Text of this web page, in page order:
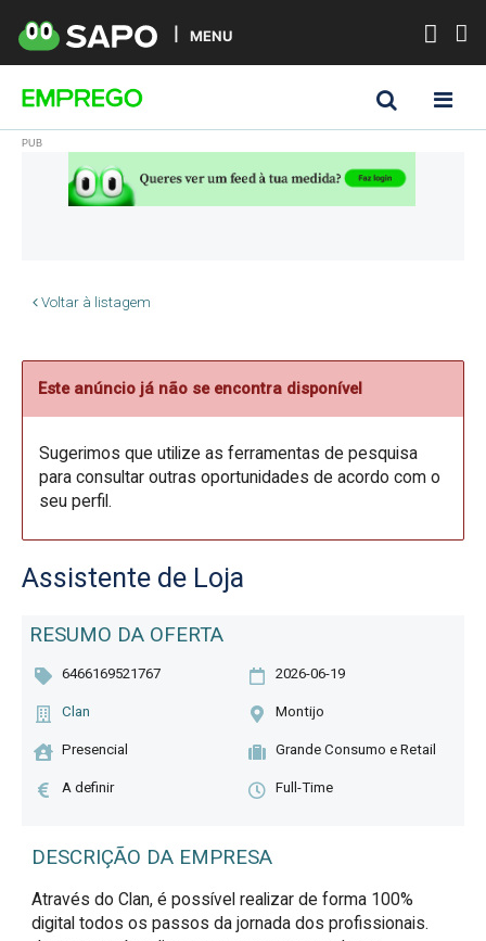
MENU
Voltar à listagem
Este anúncio já não se encontra disponível
Sugerimos que utilize as ferramentas de pesquisa
para consultar outras oportunidades de acordo com o
seu perfil.
Assistente de Loja
RESUMO DA OFERTA
6466169521767 2026-06-19
Clan Montijo
Presencial Grande Consumo e Retail
A definir Full-Time
DESCRIÇÃO DA EMPRESA
Através do Clan, é possível realizar de forma 100%
digital todos os passos da jornada dos profissionais.